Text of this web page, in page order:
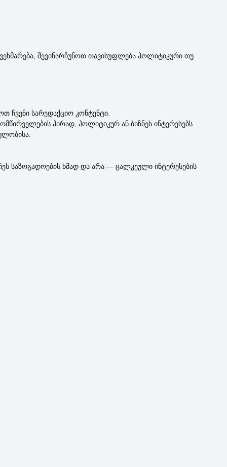
შევინარჩუნოთ თავისუფლება პოლიტიკური თუ
სარედაქციო კონტენტი.
პირად, პოლიტიკურ ან ბიზნეს ინტერესებს.
საზოგადოების ხმად და არა — ცალკეული ინტერესების